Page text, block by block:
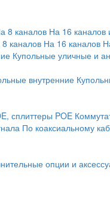
8 каналов На 16 каналов
каналов На 16 каналов
Купольные уличные и
внутренние
сплиттеры POE
По коаксиальному
опции и